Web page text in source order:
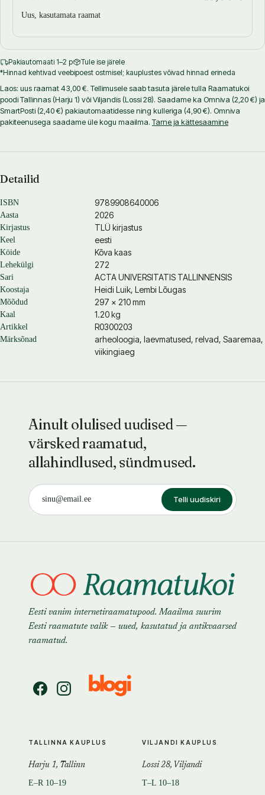
arheoloogilist leiukohta, mis pakub jätkuvalt väärtuslikku materjali
kuulub kolmteist artiklit, mis käsitlevad leiukoha erinevaid aspekte
ning näitavad, et Salme kompleks pakub endiselt palju
uurimisvõimalusi.
Artiklid jagunevad viide põhiteemasse. Esiteks selgitavad maastiku-
uuringud (sealhulgas kultuurmaastiku käsitlused), millised olid
kohaliku ühiskonna, keskkonna ja rannajoone tingimused matuste
toimumise ajal. Teiseks annab relvade – eriti kaunistatud mõõkade –
rekonstrueerida vanu laevu ja paremini mõista nende ehitust, kasutavad
fotogramm-meetriat. Lõpuks näitavad inim- ja loomaluude uuringud, et
maetud mehed surid tõenäoliselt vägivaldselt, ning annavad teavet
nende tervise, toitumise ja päritolu kohta. Koerte ja röövlindude
olemasolu viitab sellele, et neil oli matusekombestikus eriline tähtsus.
Kokkuvõttes toob kogumik esile Salme uurimise interdistsiplinaarse
iseloomu ning rõhutab, et leiukoht on jätkuvalt oluline allikas
matusekommete mõistmiseks.
Koostajad Lembi Lõugas ja Heidi Luik.
Uus, kasutamata raamat
Pakiautomaati 1–2 p
Tule ise järele
*Hinnad kehtivad veebipoest ostmisel; kauplustes võivad hinnad erineda
Laos: uus raamat 43,00 €. Tellimusele saab tasuta järele tulla Raamatukoi
poodi Tallinnas (Harju 1) või Viljandis (Lossi 28). Saadame ka Omniva (2,20 €) ja
SmartPosti (2,40 €) pakiautomaatidesse ning kulleriga (4,90 €). Omniva
pakiteenusega saadame üle kogu maailma. Tarne ja kättesaamine
Detailid
ISBN 9789908640006
Aasta 2026
Kirjastus TLÜ kirjastus
Keel eesti
Köide Kõva kaas
Lehekülgi 272
Sari ACTA UNIVERSITATIS TALLINNENSIS
Koostaja Heidi Luik, Lembi Lõugas
Mõõdud 297 × 210 mm
Kaal 1.20 kg
Artikkel R0300203
Märksõnad
arheoloogia, laevmatused, relvad, Saaremaa,
viikingiaeg
Ainult olulised uudised —
värsked raamatud,
allahindlused, sündmused.
Telli uudiskiri
Eesti vanim internetiraamatupood. Maailma suurim
Eesti raamatute valik — uued, kasutatud ja antikvaarsed
raamatud.
TALLINNA KAUPLUS
Harju 1, Tallinn
E–R 10–19
VILJANDI KAUPLUS
Lossi 28, Viljandi
T–L 10–18